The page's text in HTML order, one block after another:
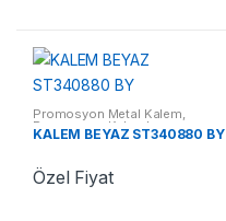
Promosyon Metal Kalem,
Promosyon Kalemler
KALEM BEYAZ ST340880 BY
Özel Fiyat